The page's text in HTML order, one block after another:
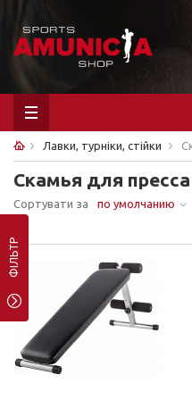
Лавки, турніки, стійки
Скамья для пресса
Сортувати за по умолчанию
ФІЛЬТР
Ничего не найдено.